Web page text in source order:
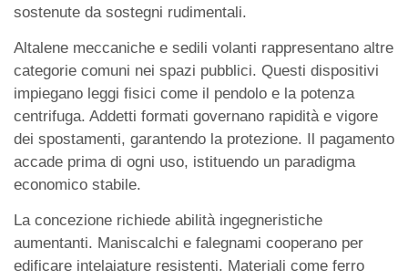
sostenute da sostegni rudimentali.
Altalene meccaniche e sedili volanti rappresentano altre
categorie comuni nei spazi pubblici. Questi dispositivi
impiegano leggi fisici come il pendolo e la potenza
centrifuga. Addetti formati governano rapidità e vigore
dei spostamenti, garantendo la protezione. Il pagamento
accade prima di ogni uso, istituendo un paradigma
economico stabile.
La concezione richiede abilità ingegneristiche
aumentanti. Maniscalchi e falegnami cooperano per
edificare intelaiature resistenti. Materiali come ferro